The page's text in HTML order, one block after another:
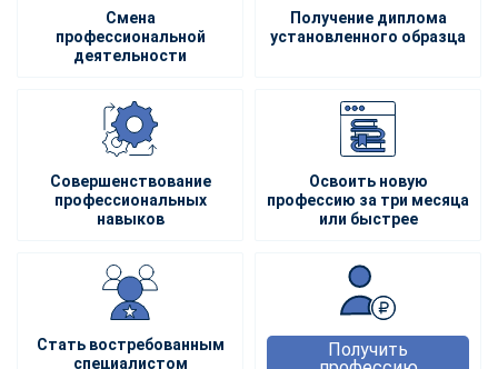
Смена
профессиональной
деятельности
Получение диплома
установленного образца
Совершенствование
профессиональных
навыков
Освоить новую
профессию за три месяца
или быстрее
Стать востребованным
специалистом
Получить